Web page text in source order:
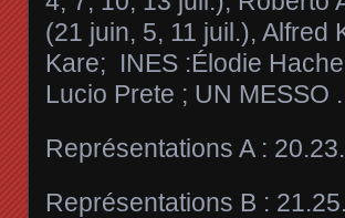
(21 juin, 5, 11 juil.), Alfred
Kare; INES :Élodie
Lucio Prete ; UN MESSO
Représentations A :
Représentations B :